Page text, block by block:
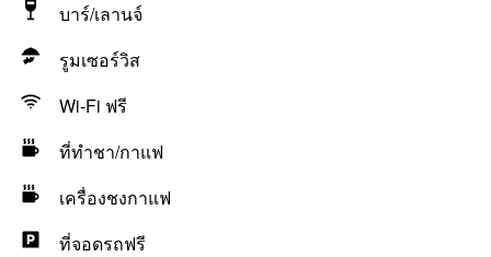
บาร์/เลานจ์
รูมเซอร์วิส
Wi-Fi ฟรี
ที่ทำชา/กาแฟ
เครื่องชงกาแฟ
ที่จอดรถฟรี